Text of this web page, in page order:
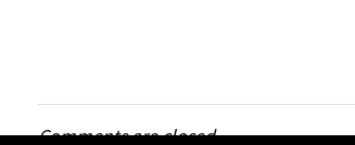
Comments are closed.